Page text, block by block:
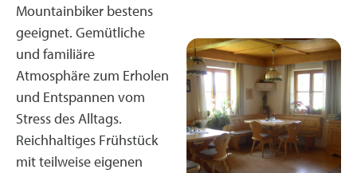
Mountainbiker bestens
geeignet. Gemütliche
und familiäre
Atmosphäre zum Erholen
und Entspannen vom
Stress des Alltags.
Reichhaltiges Frühstück
mit teilweise eigenen